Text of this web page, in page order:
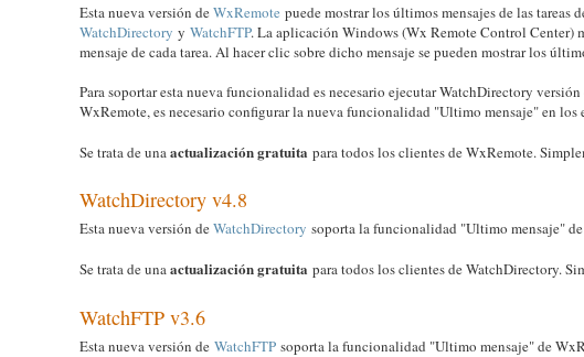
Esta nueva versión deWxRemote puede mostrar los últimos mensajes de las tareas
WatchDirectory y WatchFTP. La aplicación Windows (Wx Remote Control Center)
mensaje de cada tarea. Al hacer clic sobre dicho mensaje se pueden mostrar los
Para soportar esta nueva funcionalidad es necesario ejecutar WatchDirectory
WxRemote, es necesario configurar la nueva funcionalidad "Ultimo mensaje" en
Se trata de unaactualización gratuita para todos los clientes de WxRemote.
WatchDirectory v4.8
Esta nueva versión deWatchDirectory soporta la funcionalidad "Ultimo mensaje"
Se trata de unaactualización gratuita para todos los clientes de WatchDirectory.
WatchFTP v3.6
Esta nueva versión de WatchFTP soporta la funcionalidad "Ultimo mensaje" de